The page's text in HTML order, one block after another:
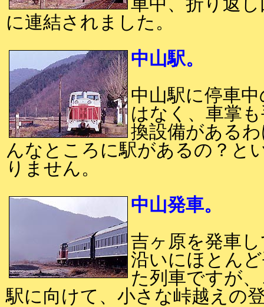
車中、折り返
に連結されました。
中山駅。
中山駅に停車
はなく、車掌
換設備がある
んなところに駅があるの？と
りません。
中山発車。
吉ヶ原を発車
沿いにほとん
た列車ですが
駅に向けて、小さな峠越えの